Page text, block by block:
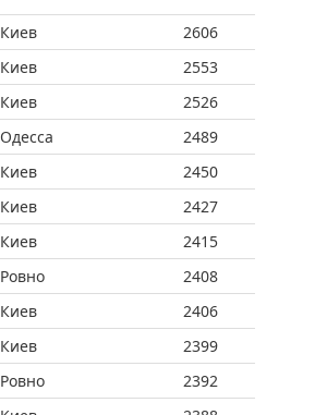
Киев
2606
Киев
2553
Киев
2526
Одесса
2489
Киев
2450
Киев
2427
Киев
2415
Ровно
2408
Киев
2406
Киев
2399
Ровно
2392